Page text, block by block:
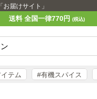
届けサイト」
送料 全国一律770円 (税込)
テム #有機スパイス